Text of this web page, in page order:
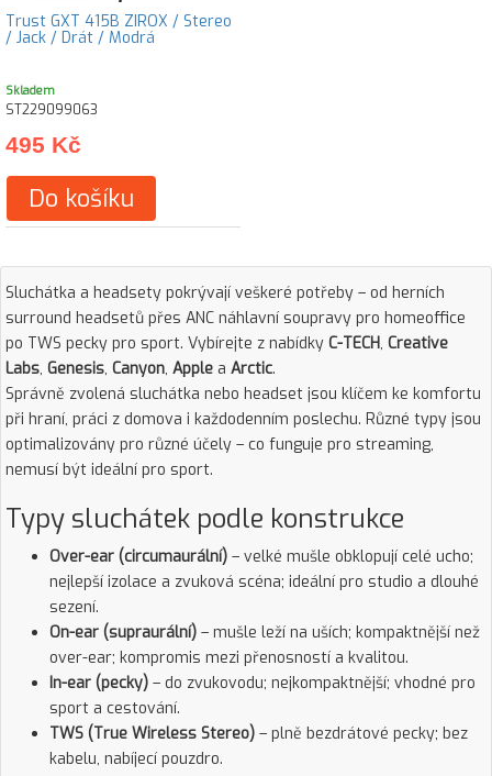
Trust GXT 415B ZIROX / Stereo
/ Jack / Drát / Modrá
Skladem
ST229099063
495 Kč
Do košíku
Sluchátka a headsety pokrývají veškeré potřeby – od herních
surround headsetů přes ANC náhlavní soupravy pro homeoffice
po TWS pecky pro sport. Vybírejte z nabídky C-TECH, Creative
Labs, Genesis, Canyon, Apple a Arctic.
Správně zvolená sluchátka nebo headset jsou klíčem ke komfortu
při hraní, práci z domova i každodenním poslechu. Různé typy jsou
optimalizovány pro různé účely – co funguje pro streaming,
nemusí být ideální pro sport.
Typy sluchátek podle konstrukce
Over-ear (circumaurální) – velké mušle obklopují celé ucho;
nejlepší izolace a zvuková scéna; ideální pro studio a dlouhé
sezení.
On-ear (supraurální) – mušle leží na uších; kompaktnější než
over-ear; kompromis mezi přenosností a kvalitou.
In-ear (pecky) – do zvukovodu; nejkompaktnější; vhodné pro
sport a cestování.
TWS (True Wireless Stereo) – plně bezdrátové pecky; bez
kabelu, nabíjecí pouzdro.